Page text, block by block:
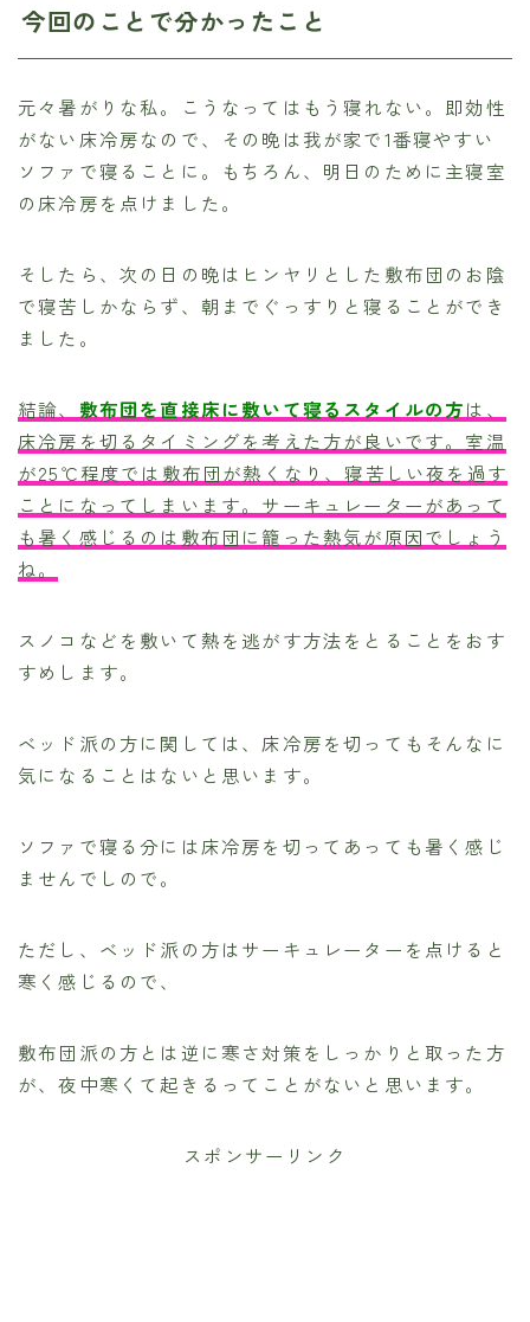
今回のことで分かったこと
元々暑がりな私。こうなってはもう寝れない。即効性
がない床冷房なので、その晩は我が家で1番寝やすい
ソファで寝ることに。もちろん、明日のために主寝室
の床冷房を点けました。
そしたら、次の日の晩はヒンヤリとした敷布団のお陰
で寝苦しかならず、朝までぐっすりと寝ることができ
ました。
結論、 敷布団を直接床に敷いて寝るスタイルの方は、
床冷房を切るタイミングを考えた方が良いです。室温
が25℃程度では敷布団が熱くなり、寝苦しい夜を過す
ことになってしまいます。サーキュレーターがあって
も暑く感じるのは敷布団に籠った熱気が原因でしょう
ね。
スノコなどを敷いて熱を逃がす方法をとることをおす
すめします。
ベッド派の方に関しては、床冷房を切ってもそんなに
気になることはないと思います。
ソファで寝る分には床冷房を切ってあっても暑く感じ
ませんでしので。
ただし、ベッド派の方はサーキュレーターを点けると
寒く感じるので、
敷布団派の方とは逆に寒さ対策をしっかりと取った方
が、夜中寒くて起きるってことがないと思います。
スポンサーリンク